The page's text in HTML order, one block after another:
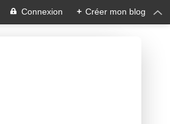
Connexion + Créer mon blog